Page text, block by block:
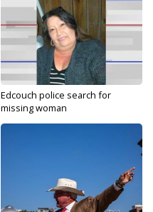
Edcouch police search for
missing woman